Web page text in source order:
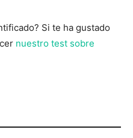
Si te ha gustado
nuestro test sobre